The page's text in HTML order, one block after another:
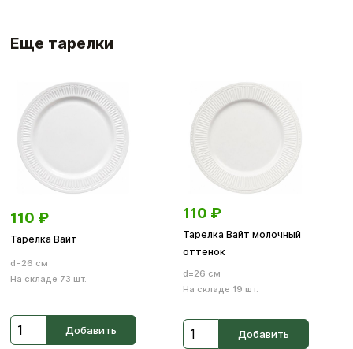
Еще тарелки
110 ₽
Тарелка Вайт
d=26 см
На складе 73 шт.
Добавить
110 ₽
Тарелка Вайт молочный
оттенок
d=26 см
На складе 19 шт.
Добавить